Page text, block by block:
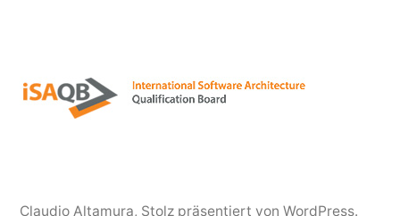
Claudio Altamura, Stolz präsentiert von WordPress.